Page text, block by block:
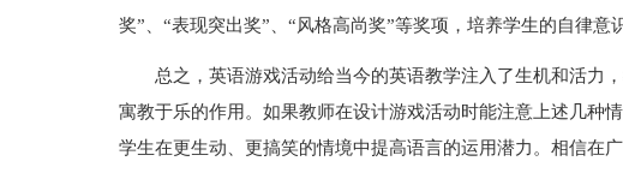
奖”、“表现突出奖”、“风格高尚奖”等奖项，培养学生的自律意
总之，英语游戏活动给当今的英语教学注入了生机和活力
寓教于乐的作用。如果教师在设计游戏活动时能注意上述几种
学生在更生动、更搞笑的情境中提高语言的运用潜力。相信在